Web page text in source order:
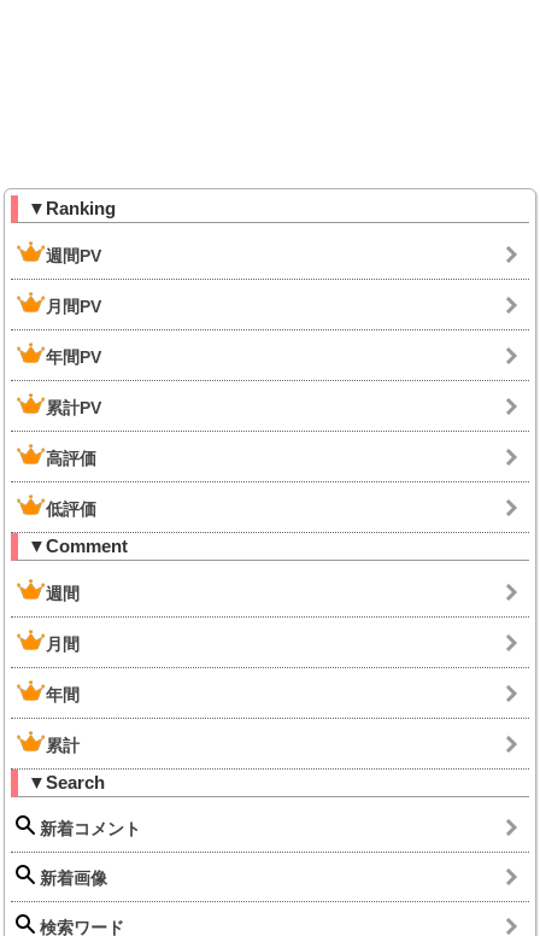
▼Ranking
週間PV
月間PV
年間PV
累計PV
高評価
低評価
▼Comment
週間
月間
年間
累計
▼Search
新着コメント
新着画像
検索ワード